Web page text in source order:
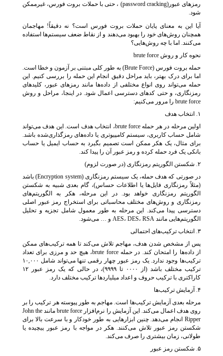
رمزهای عبور(password cracking) ، حتی با حملات بروت فورس، غیرممکن
شود.
آیا این به معنای پایان حملات بروت فورس است؟ نه دقیقاً! مهاجمان
همچنان روش‌های خود را بهبود می‌دهند و از نقاط ضعف سیستم‌ها استفاده
می‌کنند. اما با چه روش‌هایی؟
نحوه کار و روش brute force
حمله بروت فورس (Brute Force) به طور کلی مبتنی بر آزمون و خطا است.
اما برای درک بهتر، باید مراحل دقیق انجام این حمله را بررسی کنیم. این
حمله می‌تواند روی انواع مختلفی از داده‌ها مانند رمزهای عبور، کلیدهای
رمزنگاری، و حتی کدهای دسترسی اعمال شود. در اینجا، مراحل و روش
brute force را مرور می‌کنیم:
۱. انتخاب هدف
اولین مرحله در هر حمله brute force، انتخاب هدف است. این هدف می‌تواند
شامل حساب کاربری، سیستم کامپیوتری یا داده‌های رمزگذاری‌شده باشد.
برای مثال، یک هکر ممکن است تصمیم بگیرد به حساب ایمیل یا حساب
بانکی یک فرد حمله کرده و رمز عبور آن را پیدا کند.
۲. شکستن الگوریتم رمزنگاری (در صورت لزوم)
در صورتی که هدف حمله، یک سیستم رمزنگاری (Encryption system) باشد
(مثلاً رمزنگاری فایل‌ها یا اطلاعات حساس)، گام بعدی شبیه به شکستن
الگوریتم رمزنگاری خواهد بود. در این مرحله، هکر به الگوریتم‌های
رمزنگاری و روش‌های مختلف محاسباتی برای استخراج رمز عبور اصلی
دسترسی پیدا می‌کند. این مرحله به طور معمول شامل تجزیه و تحلیل
الگوریتم‌هایی مانند AES، DES، RSA و … می‌شود.
۳. انتخاب ترکیب‌های احتمالی
پس از مشخص شدن هدف، مهاجم تلاش می‌کند تا همه ترکیب‌های ممکن
از داده‌ها را امتحان کند. در حمله brute force، هیچ حد و مرزی برای تعداد
ترکیب‌ها وجود ندارد. یک رمز عبور چهار رقمی تنها می‌تواند شامل ۱۰,۰۰۰
ترکیب مختلف باشد (از ۰۰۰۰ تا ۹۹۹۹)، در حالی که یک رمز عبور ۱۲
کاراکتری با ترکیب حروف و اعداد میلیاردها ترکیب مختلف دارد.
۴. آزمایش ترکیب‌ها
مرحله بعدی آزمایش ترکیب‌ها است. مهاجم به طور پیوسته هر ترکیب را بر
روی هدف اعمال می‌کند. این آزمایش‌ را نرم‌افزار brute force مانند John the
Ripper انجام می‌دهد. چنین ابزارهایی به طور خودکار و با سرعت بالا برای
شکستن رمز عبور تلاش می‌کنند. هکر در مواجه‌ با رمز عبور پیچیده یا
طولانی، زمان بیشتری را صرف می‌کند.
۵. شکستن رمز عبور